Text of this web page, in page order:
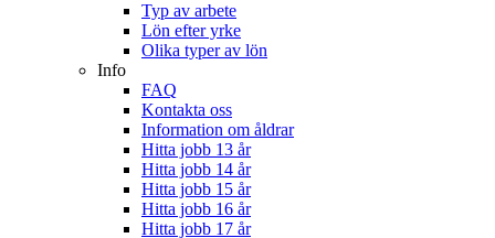
Typ av arbete
Lön efter yrke
Olika typer av lön
Info
FAQ
Kontakta oss
Information om åldrar
Hitta jobb 13 år
Hitta jobb 14 år
Hitta jobb 15 år
Hitta jobb 16 år
Hitta jobb 17 år